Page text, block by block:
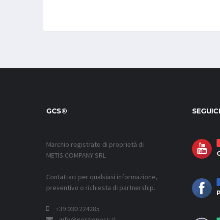
GCS®
Marchio registrato di proprietà di
METIS COMPANY SRL
Contattaci per qualsiasi informazione,
preventivo o richiesta di partnership.
+39 030 224285